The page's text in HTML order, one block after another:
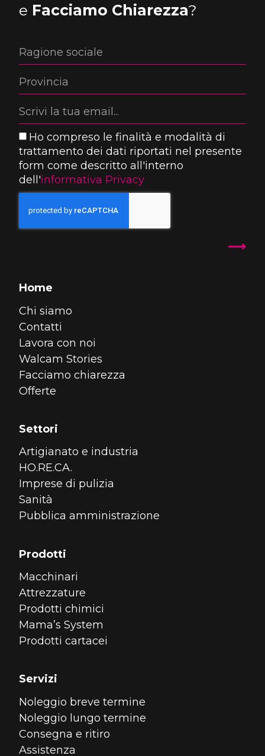
e Facciamo Chiarezza?
Ho compreso le finalità e modalità di
trattamento dei dati riportati nel presente
form come descritto all'interno
dell'informativa Privacy
Home
Chi siamo
Contatti
Lavora con noi
Walcam Stories
Facciamo chiarezza
Offerte
Settori
Artigianato e industria
HO.RE.CA.
Imprese di pulizia
Sanità
Pubblica amministrazione
Prodotti
Macchinari
Attrezzature
Prodotti chimici
Mama’s System
Prodotti cartacei
Servizi
Noleggio breve termine
Noleggio lungo termine
Consegna e ritiro
Assistenza